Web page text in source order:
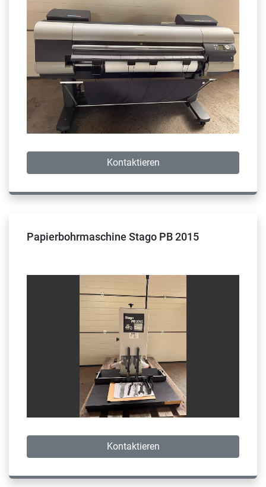
Kontaktieren
Papierbohrmaschine Stago PB 2015
Kontaktieren